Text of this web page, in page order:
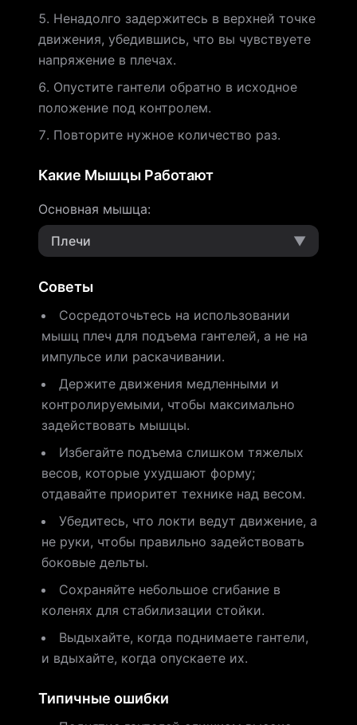
Ненадолго задержитесь в верхней точке
движения, убедившись, что вы чувствуете
напряжение в плечах.
Опустите гантели обратно в исходное
положение под контролем.
Повторите нужное количество раз.
Какие Мышцы Работают
Основная мышца:
Плечи
▼
Советы
Сосредоточьтесь на использовании
мышц плеч для подъема гантелей, а не на
импульсе или раскачивании.
Держите движения медленными и
контролируемыми, чтобы максимально
задействовать мышцы.
Избегайте подъема слишком тяжелых
весов, которые ухудшают форму;
отдавайте приоритет технике над весом.
Убедитесь, что локти ведут движение, а
не руки, чтобы правильно задействовать
боковые дельты.
Сохраняйте небольшое сгибание в
коленях для стабилизации стойки.
Выдыхайте, когда поднимаете гантели,
и вдыхайте, когда опускаете их.
Типичные ошибки